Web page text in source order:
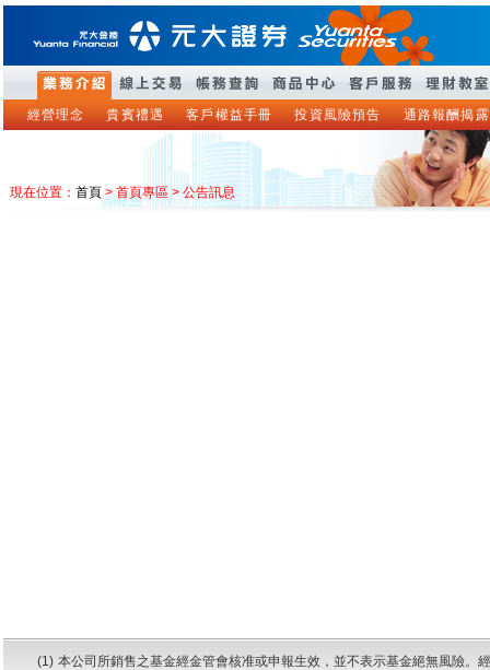
經營理念 貴賓禮遇 客戶權益手冊 投資風險預告 通路報酬揭露
現在位置： 首頁> 首頁專區 > 公告訊息
(1) 本公司所銷售之基金經金管會核准或申報生效，並不表示基金絕無風險